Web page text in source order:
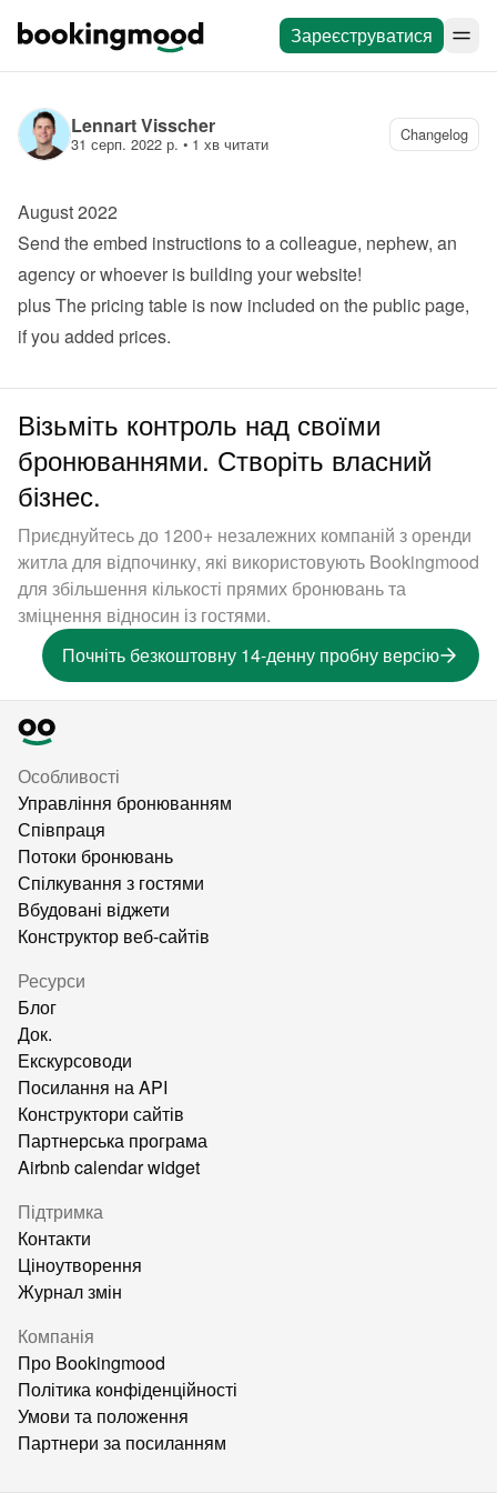
Зареєструватися
Lennart Visscher
31 серп. 2022 р. • 1 хв читати Changelog
August 2022
Send the embed instructions to a colleague, nephew, an
agency or whoever is building your website!
plus The pricing table is now included on the public page,
if you added prices.
Візьміть контроль над своїми
бронюваннями. Створіть власний
бізнес.
Приєднуйтесь до 1200+ незалежних компаній з оренди
житла для відпочинку, які використовують Bookingmood
для збільшення кількості прямих бронювань та
зміцнення відносин із гостями.
Почніть безкоштовну 14-денну пробну версію
Особливості
Управління бронюванням
Співпраця
Потоки бронювань
Спілкування з гостями
Вбудовані віджети
Конструктор веб-сайтів
Ресурси
Блог
Док.
Екскурсоводи
Посилання на API
Конструктори сайтів
Партнерська програма
Airbnb calendar widget
Підтримка
Контакти
Ціноутворення
Журнал змін
Компанія
Про Bookingmood
Політика конфіденційності
Умови та положення
Партнери за посиланням